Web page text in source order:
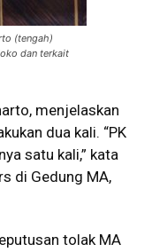
(tengah)
dan terkait
menjelaskan
dua kali. “PK
satu kali,” kata
di Gedung MA,
tolak MA